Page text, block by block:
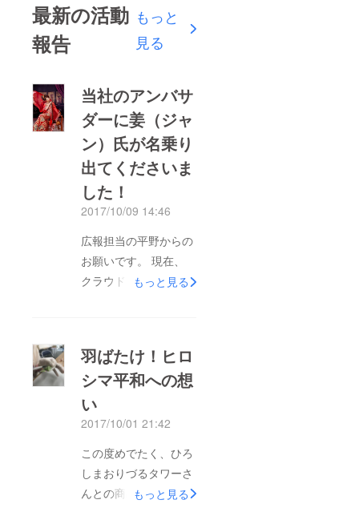
最新の活動
報告
もっと
見る
当社のアンバサ
ダーに姜（ジャ
ン）氏が名乗り
出てくださいま
した！
2017/10/09 14:46
広報担当の平野からの
お願いです。 現在、
クラウドファンディン
＝＝＝【支援金の使用
目的】 ジャンショウ
イェン氏 ①プリザー
ブドフラワーや瓶、専
入代②寄付してくださ
た方々（パトロン）へ
のお礼の品（リター
もっと見る
羽ばたけ！ヒロ
シマ平和への想
い
2017/10/01 21:42
この度めでたく、ひろ
しまおりづるタワーさ
んとの商品取引が正式
もっと見る